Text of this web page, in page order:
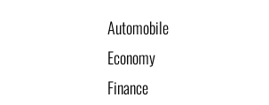
Automobile
Economy
Finance